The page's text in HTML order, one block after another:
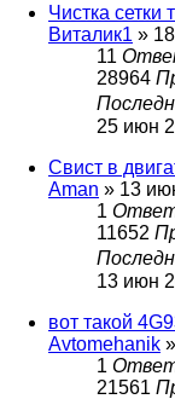
Чистка сетки
Виталик1 »
11
28964
25 июн
Свист в
Aman » 13
1
11652
13 июн
вот такой
Avtomehanik »
1
21561